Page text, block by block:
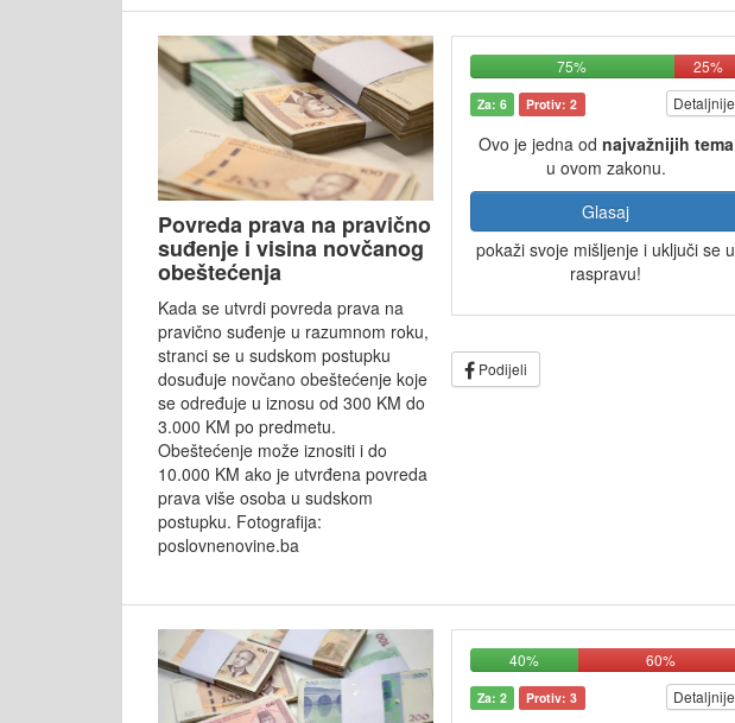
Povreda prava na pravično
suđenje i visina novčanog
obeštećenja
Kada se utvrdi povreda prava na
pravično suđenje u razumnom roku,
stranci se u sudskom postupku
dosuđuje novčano obeštećenje koje
se određuje u iznosu od 300 KM do
3.000 KM po predmetu.
Obeštećenje može iznositi i do
10.000 KM ako je utvrđena povreda
prava više osoba u sudskom
postupku. Fotografija:
poslovnenovine.ba
75% 25%
Za: 6 Protiv: 2 Detaljnije
Ovo je jedna od najvažnijih tema
u ovom zakonu.
Glasaj
pokaži svoje mišljenje i uključi se u
raspravu!
Podijeli
40% 60%
Za: 2 Protiv: 3 Detaljnije